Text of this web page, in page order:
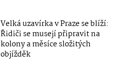
Velká uzavírka v Praze se blíží:
Řidiči se musejí připravit na
kolony a měsíce složitých
objížděk